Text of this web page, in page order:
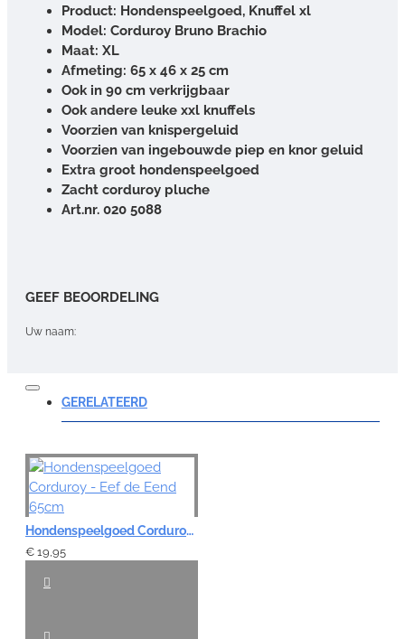
Product: Hondenspeelgoed, Knuffel xl
Model: Corduroy Bruno Brachio
Maat: XL
Afmeting: 65 x 46 x 25 cm
Ook in 90 cm verkrijgbaar
Ook andere leuke xxl knuffels
Voorzien van knispergeluid
Voorzien van ingebouwde piep en knor geluid
Extra groot hondenspeelgoed
Zacht corduroy pluche
Art.nr. 020 5088
GEEF BEOORDELING
Uw naam:
Opmerking:
Note:HTML-code wordt niet vertaald!
Waardering:
Slecht
GERELATEERD
Hondenspeelgoed Corduroy - Eef de Eend 65cm
€ 19,95